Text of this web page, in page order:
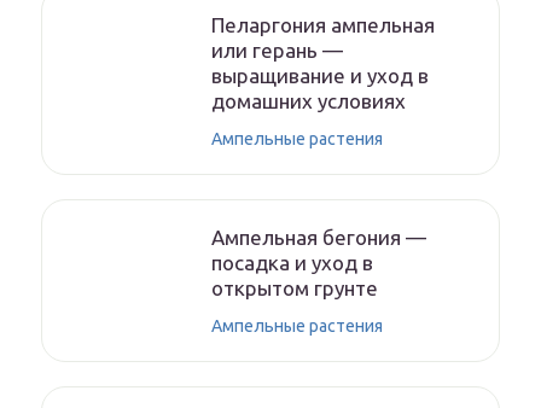
Пеларгония ампельная
или герань —
выращивание и уход в
домашних условиях
Ампельные растения
Ампельная бегония —
посадка и уход в
открытом грунте
Ампельные растения